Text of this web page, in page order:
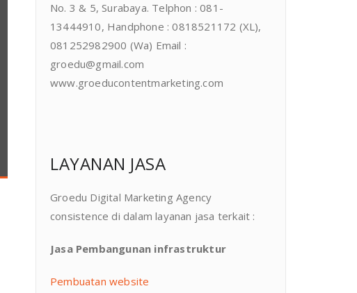
No. 3 & 5, Surabaya. Telphon : 081-
13444910, Handphone : 0818521172 (XL),
081252982900 (Wa) Email :
groedu@gmail.com
www.groeducontentmarketing.com
LAYANAN JASA
Groedu Digital Marketing Agency
consistence di dalam layanan jasa terkait :
Jasa Pembangunan infrastruktur
Pembuatan website